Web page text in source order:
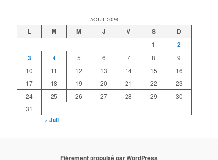
AOÛT 2026
L M M J V S
D
1
2
3
4 5 6 7 8
9
10
11 12 13 14 15
16
17
18 19 20 21 22
23
24
25 26 27 28 29
30
31
« Juil
Fièrement propulsé par WordPress